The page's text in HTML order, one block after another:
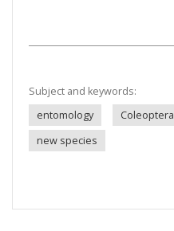
Subject and keywords:
entomology
Coleoptera
new species